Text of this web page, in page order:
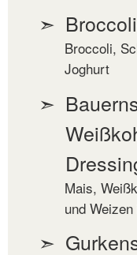
Broccoli,
Joghurt
Mais,
und